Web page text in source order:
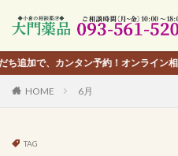
タン予約！オンライン相談、来店相談
HOME 6月
TAG